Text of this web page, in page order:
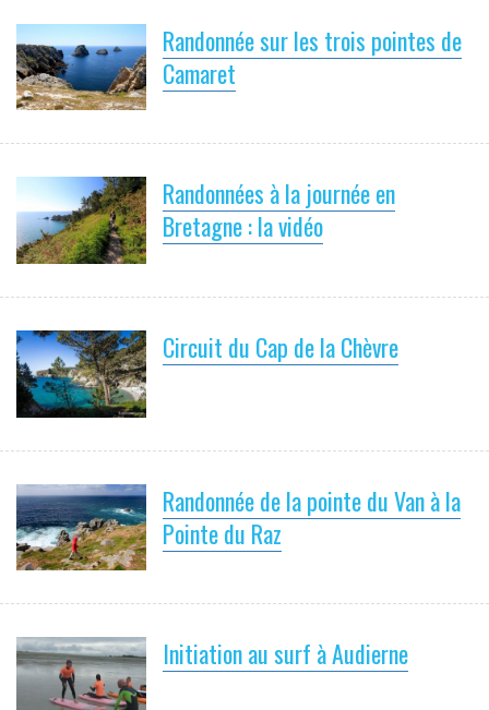
Randonnée sur les trois pointes de
Camaret
Randonnées à la journée en
Bretagne : la vidéo
Circuit du Cap de la Chèvre
Randonnée de la pointe du Van à la
Pointe du Raz
Initiation au surf à Audierne